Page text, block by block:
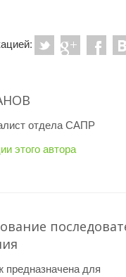
отдела САПР
этого автора
для